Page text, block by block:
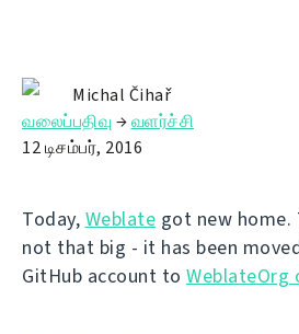
Michal Čihař
வலைப்பதிவு →வளர்ச்சி
12 டிசம்பர், 2016
Today, Weblate got new
not that big - it has been
GitHub account to WeblateOrg